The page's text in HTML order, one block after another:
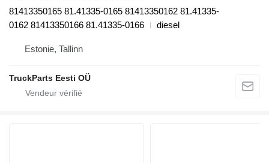
81413350165 81.41335-0165 81413350162 81.41335-
0162 81413350166 81.41335-0166
diesel
Estonie, Tallinn
TruckParts Eesti OÜ